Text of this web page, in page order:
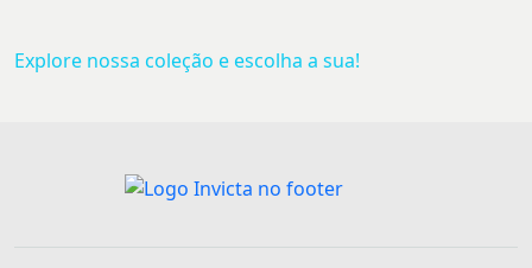
Explore nossa coleção e escolha a sua!